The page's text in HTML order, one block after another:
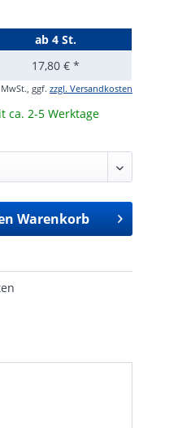
ab 4 St.
17,80 € *
ggf. zzgl. Versandkosten
ca. 2-5 Werktage
Warenkorb